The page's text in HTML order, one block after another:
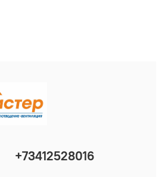
+73412528016